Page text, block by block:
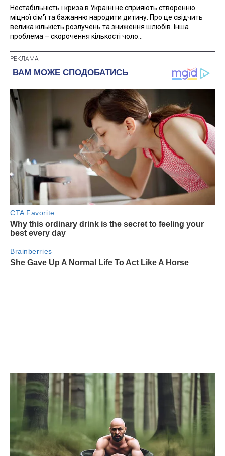
Нестабільність і криза в Україні не сприяють створенню
міцної сім'ї та бажанню народити дитину. Про це свідчить
велика кількість розлучень та зниження шлюбів. Інша
проблема – скорочення кількості чоло...